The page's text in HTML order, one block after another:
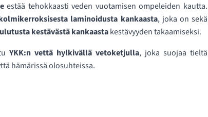
estää tehokkaasti veden vuotamisen ompeleiden kautta.
laminoidusta kankaasta, joka on sekä
kestävästä kankaastakestävyyden takaamiseksi.
YKK:n vettä hylkivällä vetoketjulla, joka suojaa tieltä
hämärissä olosuhteissa.